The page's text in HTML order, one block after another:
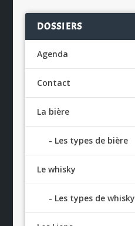
DOSSIERS
Agenda
Contact
La bière
Les types de bière
Le whisky
Les types de whisky